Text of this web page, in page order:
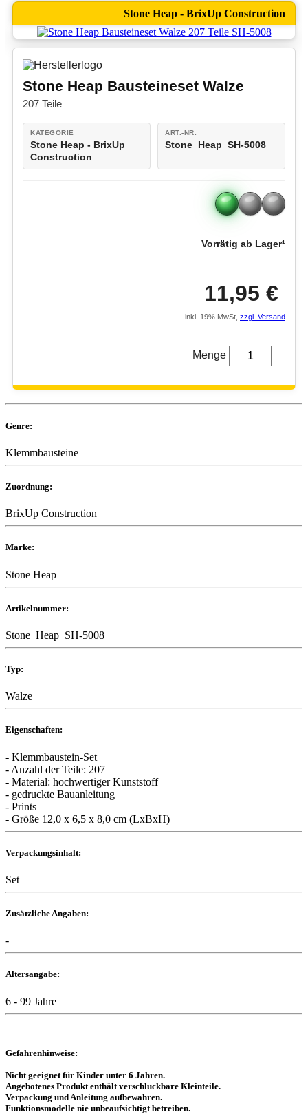
Stone Heap - BrixUp Construction
Stone Heap Bausteineset Walze
207 Teile
KATEGORIE
Stone Heap - BrixUp
Construction
ART.-NR.
Stone_Heap_SH-5008
Vorrätig ab Lager¹
11,95 €
inkl. 19% MwSt, zzgl. Versand
Menge
Genre:
Klemmbausteine
Zuordnung:
BrixUp Construction
Marke:
Stone Heap
Artikelnummer:
Stone_Heap_SH-5008
Typ:
Walze
Eigenschaften:
- Klemmbaustein-Set
- Anzahl der Teile: 207
- Material: hochwertiger Kunststoff
- gedruckte Bauanleitung
- Prints
- Größe 12,0 x 6,5 x 8,0 cm (LxBxH)
Verpackungsinhalt:
Set
Zusätzliche Angaben:
-
Altersangabe:
6 - 99 Jahre
Gefahrenhinweise:
Nicht geeignet für Kinder unter 6 Jahren.
Angebotenes Produkt enthält verschluckbare Kleinteile.
Verpackung und Anleitung aufbewahren.
Funktionsmodelle nie unbeaufsichtigt betreiben.